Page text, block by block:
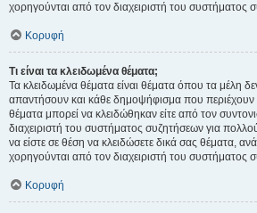
χορηγούνται από τον διαχειριστή του συστήματος
Κορυφή
Τι είναι τα κλειδωμένα θέματα;
Τα κλειδωμένα θέματα είναι θέματα όπου τα μέλη
απαντήσουν και κάθε δημοψήφισμα που περιέχουν
θέματα μπορεί να κλειδώθηκαν είτε από τον
διαχειριστή του συστήματος συζητήσεων για
να είστε σε θέση να κλειδώσετε δικά σας θέματα,
χορηγούνται από τον διαχειριστή του συστήματος
Κορυφή